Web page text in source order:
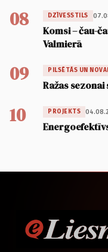
08 DZĪVESSTILS
Komsi – čau-
Valmierā
09 PILSĒTĀS UN
Ražas
10 PROJEKTS